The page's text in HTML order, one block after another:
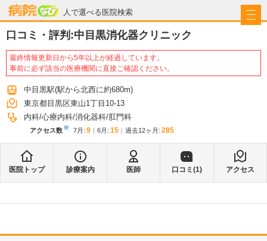
人で選べる医院検索
病院なび
口コミ・評判:中目黒消化器クリニック
最終情報更新日から5年以上が経過しています。
事前に必ず該当の医療機関に直接ご確認ください。
中目黒駅(駅から北西に約680m)
東京都目黒区東山1丁目10-13
内科 心療内科 消化器科 肛門科
アクセス数※ 7月 : 9 6月 : 15 過去12ヶ月: 285
医院トップ 診療案内 医師 口コミ(1) アクセス